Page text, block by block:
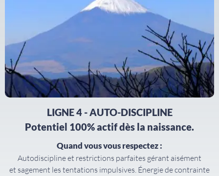
LIGNE 4 - AUTO-DISCIPLINE
Potentiel 100% actif dès la naissance.
Quand vous vous respectez :
Autodiscipline et restrictions parfaites gérant aisément
et sagement les tentations impulsives. Énergie de contrainte